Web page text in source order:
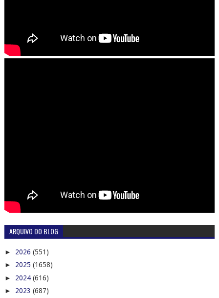
ARQUIVO DO BLOG
► 2026 (551)
► 2025 (1658)
► 2024 (616)
► 2023 (687)